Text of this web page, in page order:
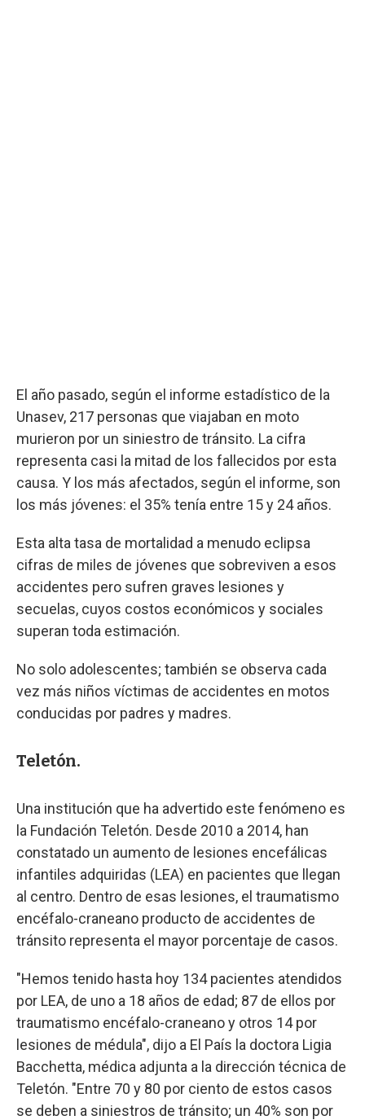
El año pasado, según el informe estadístico de la
Unasev, 217 personas que viajaban en moto
murieron por un siniestro de tránsito. La cifra
representa casi la mitad de los fallecidos por esta
causa. Y los más afectados, según el informe, son
los más jóvenes: el 35% tenía entre 15 y 24 años.
Esta alta tasa de mortalidad a menudo eclipsa
cifras de miles de jóvenes que sobreviven a esos
accidentes pero sufren graves lesiones y
secuelas, cuyos costos económicos y sociales
superan toda estimación.
No solo adolescentes; también se observa cada
vez más niños víctimas de accidentes en motos
conducidas por padres y madres.
Teletón.
Una institución que ha advertido este fenómeno es
la Fundación Teletón. Desde 2010 a 2014, han
constatado un aumento de lesiones encefálicas
infantiles adquiridas (LEA) en pacientes que llegan
al centro. Dentro de esas lesiones, el traumatismo
encéfalo-craneano producto de accidentes de
tránsito representa el mayor porcentaje de casos.
"Hemos tenido hasta hoy 134 pacientes atendidos
por LEA, de uno a 18 años de edad; 87 de ellos por
traumatismo encéfalo-craneano y otros 14 por
lesiones de médula", dijo a El País la doctora Ligia
Bacchetta, médica adjunta a la dirección técnica de
Teletón. "Entre 70 y 80 por ciento de estos casos
se deben a siniestros de tránsito; un 40% son por